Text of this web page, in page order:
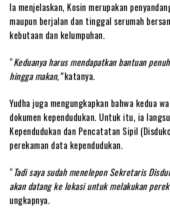
Ia menjelaskan, Kosin merupakan
maupun berjalan dan tinggal serumah
kebutaan dan kelumpuhan.
“Keduanya harus mendapatkan bantuan
hingga makan,”katanya.
Yudha juga mengungkapkan bahwa kedua
dokumen kependudukan. Untuk itu, ia
Kependudukan dan Pencatatan Sipil
perekaman data kependudukan.
“Tadi saya sudah menelepon Sekretaris
akan datang ke lokasi untuk melakukan
ungkapnya.